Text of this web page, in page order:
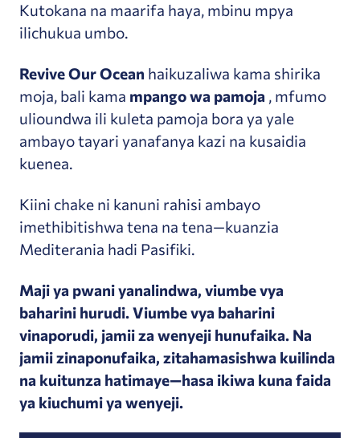
Kutokana na maarifa haya, mbinu mpya
ilichukua umbo.
Revive Our Ocean haikuzaliwa kama shirika
moja, bali kama mpango wa pamoja , mfumo
ulioundwa ili kuleta pamoja bora ya yale
ambayo tayari yanafanya kazi na kusaidia
kuenea.
Kiini chake ni kanuni rahisi ambayo
imethibitishwa tena na tena—kuanzia
Mediterania hadi Pasifiki.
Maji ya pwani yanalindwa, viumbe vya
baharini hurudi. Viumbe vya baharini
vinaporudi, jamii za wenyeji hunufaika. Na
jamii zinaponufaika, zitahamasishwa kuilinda
na kuitunza hatimaye—hasa ikiwa kuna faida
ya kiuchumi ya wenyeji.